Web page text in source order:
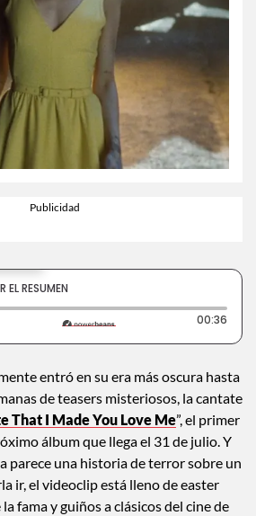
EL RESUMEN
transcurrido: 0 segundos 00:36
entró en su era más oscura hasta
de teasers misteriosos, la cantate
That I Made You Love Me”, el primer
álbum que llega el 31 de julio. Y
parece una historia de terror sobre un
ir, el videoclip está lleno de easter
fama y guiños a clásicos del cine de